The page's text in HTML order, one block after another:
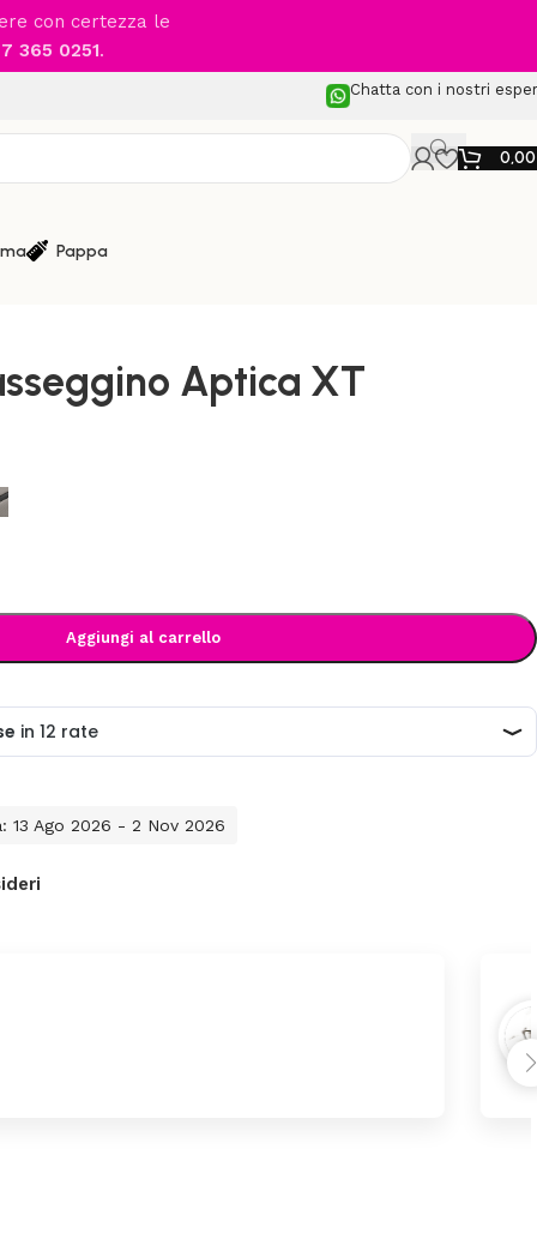
con certezza le
365 0251.
Chatta con i nostri
Pappa
/ Inglesina – Passeggino Aptica XT
Aptica XT
Aggiungi al carrello
13 Ago 2026 - 2 Nov 2026